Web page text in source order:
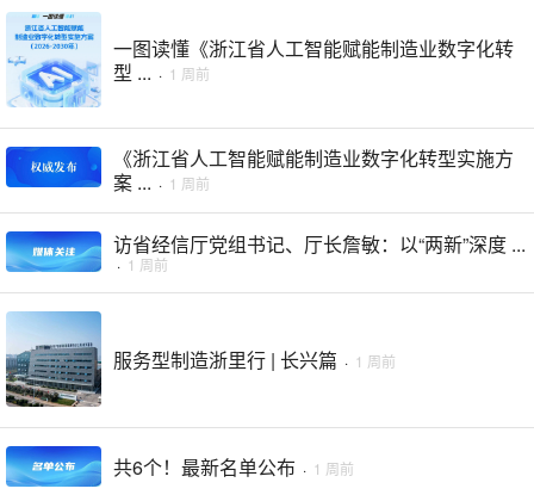
一图读懂《浙江省人工智能赋能制造业数字化转
型 ... · 1 周前
《浙江省人工智能赋能制造业数字化转型实施方
案 ... · 1 周前
访省经信厅党组书记、厅长詹敏：以“两新”深度 ...
· 1 周前
服务型制造浙里行 | 长兴篇 · 1 周前
共6个！最新名单公布 · 1 周前